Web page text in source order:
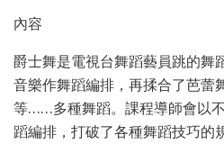
內容
爵士舞是電視台舞蹈藝員跳的舞
音樂作舞蹈編排，再揉合了芭蕾
等……多種舞蹈。課程導師會以
蹈編排，打破了各種舞蹈技巧的